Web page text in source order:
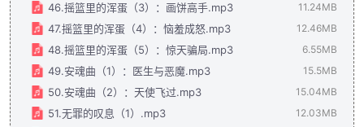
46.摇篮里的浑蛋（3）：画饼高手.mp3 11.24MB
47.摇篮里的浑蛋（4）：恼羞成怒.mp3 12.46MB
48.摇篮里的浑蛋（5）：惊天骗局.mp3 6.55MB
49.安魂曲（1）：医生与恶魔.mp3 15.5MB
50.安魂曲（2）：天使飞过.mp3 15.04MB
51.无罪的叹息（1）.mp3 12.03MB